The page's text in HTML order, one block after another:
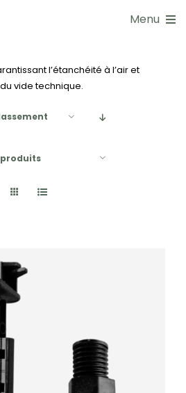
Menu
l’étanchéité à l’air et
vide technique.
produits
DÉTAILS